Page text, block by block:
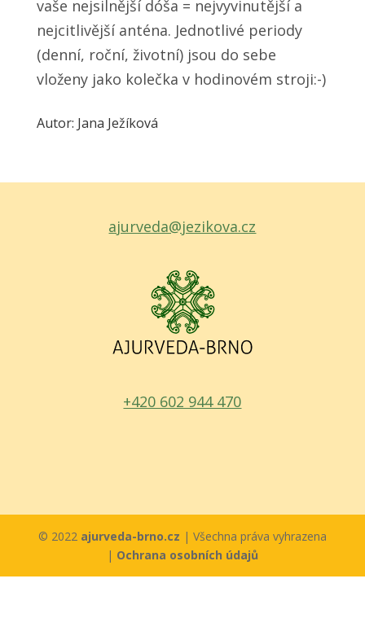
vaše nejsilnější dóša = nejvyvinutější a
nejcitlivější anténa. Jednotlivé periody
(denní, roční, životní) jsou do sebe
vloženy jako kolečka v hodinovém stroji:-)
Autor: Jana Ježíková
ajurveda@jezikova.cz
+420 602 944 470
© 2022 ajurveda-brno.cz | Všechna práva vyhrazena
| Ochrana osobních údajů